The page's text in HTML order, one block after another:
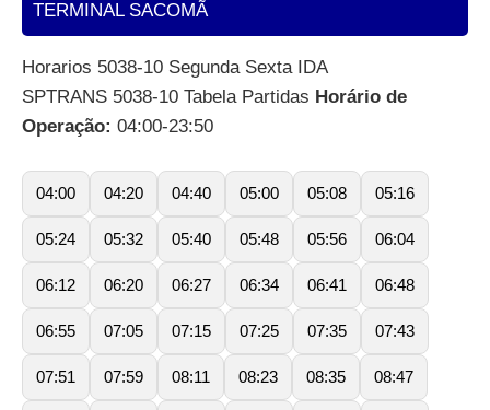
TERMINAL SACOMÃ
Horarios 5038-10 Segunda Sexta IDA
SPTRANS 5038-10 Tabela Partidas Horário de
Operação: 04:00-23:50
04:00 04:20 04:40 05:00 05:08 05:16
05:24 05:32 05:40 05:48 05:56 06:04
06:12 06:20 06:27 06:34 06:41 06:48
06:55 07:05 07:15 07:25 07:35 07:43
07:51 07:59 08:11 08:23 08:35 08:47